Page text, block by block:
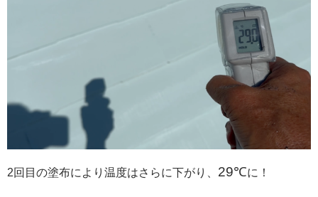
2回目の塗布により温度はさらに下がり、 29℃に！